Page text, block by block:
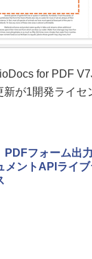
for PDF
が1開発ライセ
PDFフォーム出
メントAPIライ